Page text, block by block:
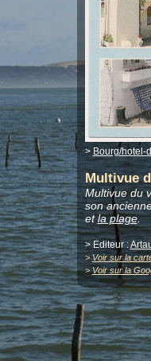
> Bourg/hotel-
Multivue
Multivue du
son
etla plage.
> Editeur :
> Voir sur la
> Voir sur la